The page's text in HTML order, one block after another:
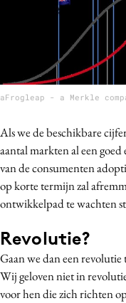
aFrogleap - a Merkle
Als we de beschikbare
aantal markten al een
van de consumenten
op korte termijn zal
ontwikkelpad te wachten
Revolutie?
Gaan we dan een revolutie
Wij geloven niet in
voor hen die zich richten